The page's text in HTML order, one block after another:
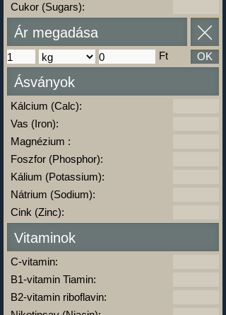
Cukor (Sugars):
Ár megadása
Ft OK
Ásványok
Kálcium (Calc):
Vas (Iron):
Magnézium :
Foszfor (Phosphor):
Kálium (Potassium):
Nátrium (Sodium):
Cink (Zinc):
Vitaminok
C-vitamin:
B1-vitamin Tiamin:
B2-vitamin riboflavin: